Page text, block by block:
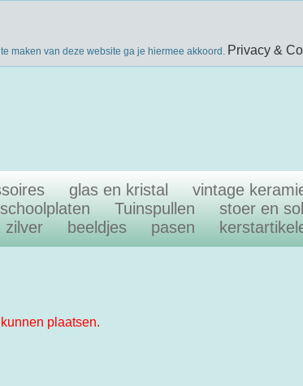
glas en kristal vintage
Tuinspullen stoer en
zilver beeldjes pasen
plaatsen.
maken van deze website ga je hiermee akkoord. Privacy &